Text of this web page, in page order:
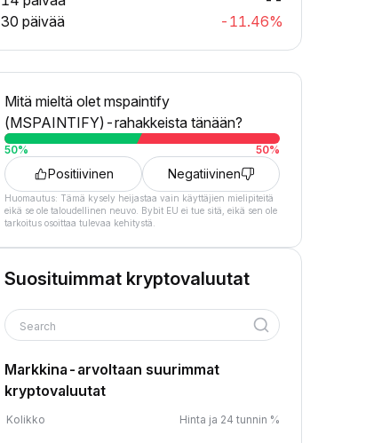
30 päivää
-11.46%
Mitä mieltä olet mspaintify
(MSPAINTIFY)-rahakkeista tänään?
50% 50%
Positiivinen Negatiivinen
Huomautus: Tämä kysely heijastaa vain käyttäjien mielipiteitä
eikä se ole taloudellinen neuvo. Bybit EU ei tue sitä, eikä sen ole
tarkoitus osoittaa tulevaa kehitystä.
Suosituimmat kryptovaluutat
Search
Markkina-arvoltaan suurimmat
kryptovaluutat
Kolikko Hinta ja 24 tunnin %